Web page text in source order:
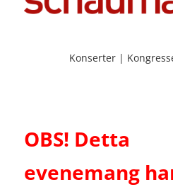
Konserter |
OBS! Detta
evenemang